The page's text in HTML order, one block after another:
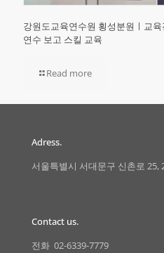
강원도교육연수원 횡성분원ㅣ교
연수 보고 스킬 교육
Read more
Adress.
서울특별시 서대문구 신촌로 25,
Contact us.
전화 02-6339-7779